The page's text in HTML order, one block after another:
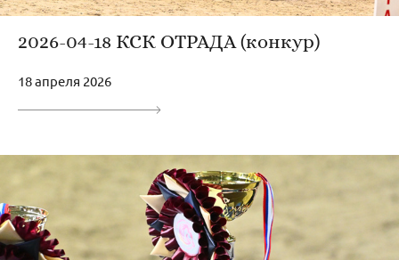
2026-04-18 КСК ОТРАДА (конкур)
18 апреля 2026